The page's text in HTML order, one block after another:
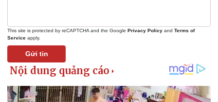
This site is protected by reCAPTCHA and the Google Privacy Policy and Terms of
Service apply.
Gửi tin